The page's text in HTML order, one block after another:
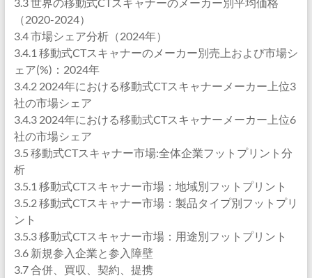
（2020-2024）
3.4 市場シェア分析（2024年）
3.4.1 移動式CTスキャナーのメーカー別売上および市場シ
ェア(%)：2024年
3.4.2 2024年における移動式CTスキャナーメーカー上位3
社の市場シェア
3.4.3 2024年における移動式CTスキャナーメーカー上位6
社の市場シェア
3.5 移動式CTスキャナー市場:全体企業フットプリント分
析
3.5.1 移動式CTスキャナー市場：地域別フットプリント
3.5.2 移動式CTスキャナー市場：製品タイプ別フットプリ
ント
3.5.3 移動式CTスキャナー市場：用途別フットプリント
3.6 新規参入企業と参入障壁
3.7 合併、買収、契約、提携